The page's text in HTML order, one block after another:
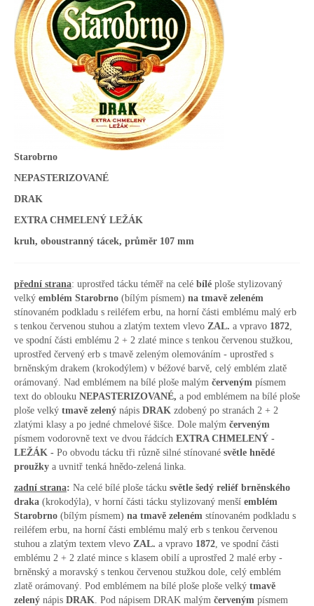
Starobrno
NEPASTERIZOVANÉ
DRAK
EXTRA CHMELENÝ LEŽÁK
kruh, oboustranný tácek, průměr 107 mm
přední strana: uprostřed tácku téměř na celé bílé ploše stylizovaný
velký emblém Starobrno (bílým písmem) na tmavě zeleném
stínovaném podkladu s reiléfem erbu, na horní části emblému malý erb
s tenkou červenou stuhou a zlatým textem vlevo ZAL. a vpravo 1872
ve spodní části emblému 2 + 2 zlaté mince s tenkou červenou stužkou,
uprostřed červený erb s tmavě zeleným olemováním - uprostřed s
brněnským drakem (krokodýlem) v béžové barvě, celý emblém zlatě
orámovaný. Nad emblémem na bílé ploše malým červeným písmem
text do oblouku NEPASTERIZOVANÉ, a pod emblémem na bílé ploše
ploše velký tmavě zelený nápis DRAK zdobený po stranách 2 + 2
zlatými klasy a po jedné chmelové šišce. Dole malým červeným
písmem vodorovně text ve dvou řádcích EXTRA CHMELENÝ -
LEŽÁK - Po obvodu tácku tři různě silné stínované světle hnědé
proužky a uvnitř tenká hnědo-zelená linka.
zadní strana: Na celé bílé ploše tácku světle šedý reliéf brněnského
draka (krokodýla), v horní části tácku stylizovaný menší emblém
Starobrno (bílým písmem) na tmavě zeleném stínovaném podkladu s
reiléfem erbu, na horní části emblému malý erb s tenkou červenou
stuhou a zlatým textem vlevo ZAL. a vpravo 1872 , ve spodní části
emblému 2 + 2 zlaté mince s klasem obilí a uprostřed 2 malé erby -
brněnský a moravský s tenkou červenou stužkou dole, celý emblém
zlatě orámovaný. Pod emblémem na bílé ploše ploše velký tmavě
zelený nápis DRAK . Pod nápisem DRAK malým červeným písmem